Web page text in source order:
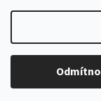
Copyright 2026